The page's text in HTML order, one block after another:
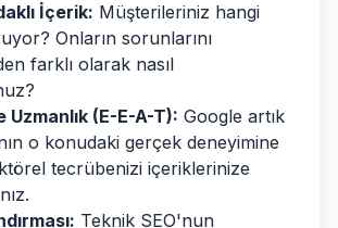
İçerik: Müşterileriniz hangi
Onların sorunlarını
farklı olarak nasıl
Uzmanlık (E-E-A-T): Google artık
o konudaki gerçek deneyimine
tecrübenizi içeriklerinize
Teknik SEO'nun